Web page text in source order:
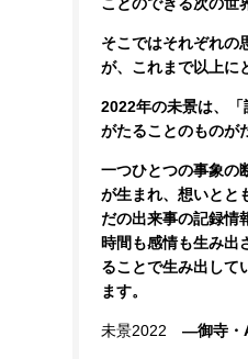
そこではそれぞれの
が、これまで以上に
2022年の未景は、
がたることのものが
一つひとつの事象の
が生まれ、想いとと
だの出来事の記録情
時間も感情も生み出
ることで生み出して
ます。
未景2022 ―御寺・